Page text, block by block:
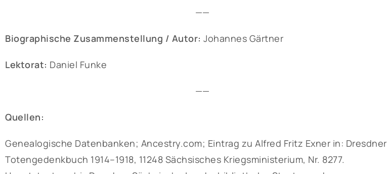
——
Biographische Zusammenstellung / Autor: Johannes Gärtner
Lektorat: Daniel Funke
——
Quellen:
Genealogische Datenbanken; Ancestry.com; Eintrag zu Alfred Fritz Exner in: Dresdner
Totengedenkbuch 1914–1918, 11248 Sächsisches Kriegsministerium, Nr. 8277.